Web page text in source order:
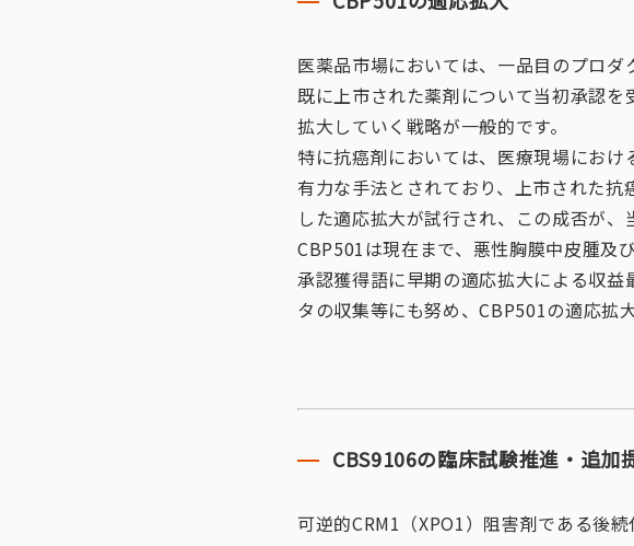
医薬品市場においては、一品目のプロダ
既に上市された薬剤について当初承認
拡大していく戦略が一般的です。
特に抗癌剤においては、医療現場にお
有力な手法とされており、上市された
した適応拡大が試行され、この成否が、
CBP501は現在まで、悪性胸膜中皮腫及
承認獲得語に早期の適応拡大による収
タの収集等にも努め、CBP501の適応拡
CBS9106の臨床試験推進・追加
可逆的CRM1（XPO1）阻害剤である後